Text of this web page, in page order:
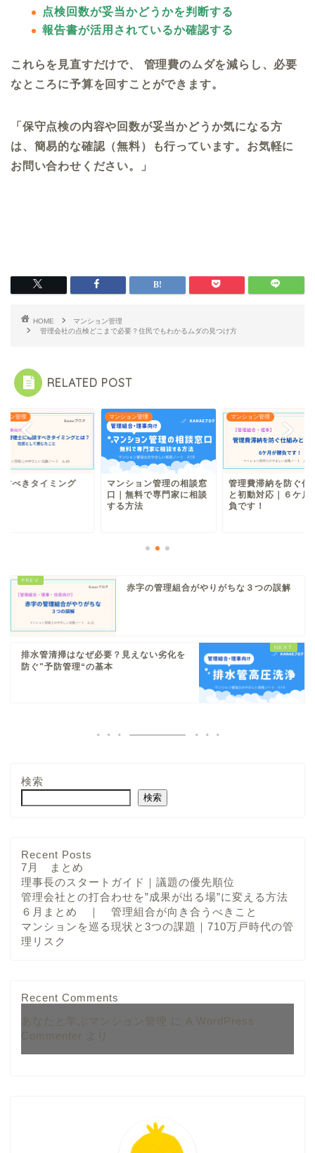
点検回数が妥当かどうかを判断する
報告書が活用されているか確認する
これらを見直すだけで、 管理費のムダを減らし、必要
なところに予算を回すことができます。
「保守点検の内容や回数が妥当かどうか気になる方
は、簡易的な確認（無料）も行っています。お気軽に
お問い合わせください。」
HOME
マンション管理
管理会社の点検どこまで必要？住民でもわかるムダの見つけ方
RELATED POST
ョン管理
すべきタイミング
マンション管理
マンション管理の相談窓
口｜無料で専門家に相談
する方法
マンション管理
管理費滞納を防ぐ仕
と初動対応｜６ケ月
負です！
赤字の管理組合がやりがちな３つの誤解
排水管清掃はなぜ必要？見えない劣化を
防ぐ"予防管理“の基本
検索
検索
Recent Posts
7月 まとめ
理事長のスタートガイド｜議題の優先順位
管理会社との打合わせを”成果が出る場”に変える方法
６月まとめ ｜ 管理組合が向き合うべきこと
マンションを巡る現状と3つの課題｜710万戸時代の管
理リスク
Recent Comments
あなたと学ぶマンション管理
に A WordPress
Commenter
より